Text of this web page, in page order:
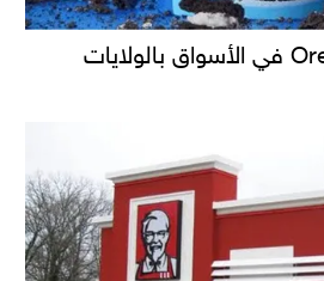
أوريو تُطلق Oreo Bites في الأسواق بالولايات